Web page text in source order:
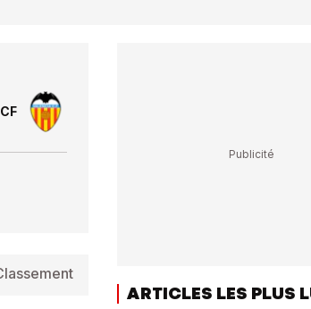
ARTICLES LES PLUS